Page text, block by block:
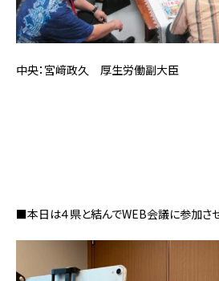
中央：宮﨑政久 厚生労働副大臣
■本日は４県と結んでWEB会議に参加さ